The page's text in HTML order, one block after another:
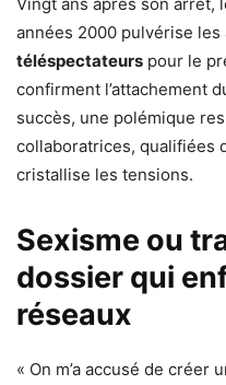
années 2000 pulvérise les
téléspectateurs pour le
confirment l’attachement
succès, une polémique
collaboratrices, qualifiées
cristallise les tensions.
Sexisme ou
dossier qui
réseaux
« On m’a accusé de créer